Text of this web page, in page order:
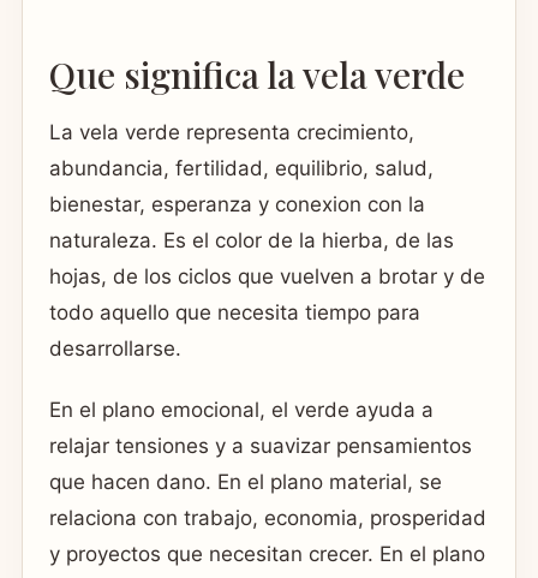
Que significa la vela verde
La vela verde representa crecimiento,
abundancia, fertilidad, equilibrio, salud,
bienestar, esperanza y conexion con la
naturaleza. Es el color de la hierba, de las
hojas, de los ciclos que vuelven a brotar y de
todo aquello que necesita tiempo para
desarrollarse.
En el plano emocional, el verde ayuda a
relajar tensiones y a suavizar pensamientos
que hacen dano. En el plano material, se
relaciona con trabajo, economia, prosperidad
y proyectos que necesitan crecer. En el plano